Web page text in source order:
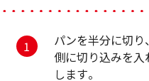
パンを半分に切
側に切り込みを
します。